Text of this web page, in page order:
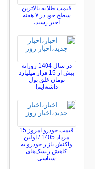
قیمت طلا به بالاترین
سطح خود در ۷ هفته
اخیر رسید،
در سال 1404 روزانه
بیش از 15 هزار میلیارد
تومان خلق پول
داشته‌ایم!
قیمت خودرو امروز 15
مرداد 1405 / اولین
واکنش بازار خودرو به
کاهش ریسک‌های
سیاسی